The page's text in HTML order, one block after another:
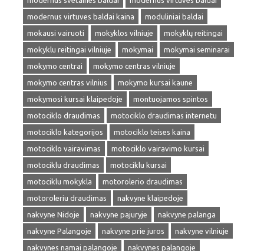
modernus virtuves baldai kaina
moduliniai baldai
mokausi vairuoti
mokyklos vilniuje
mokyklų reitingai
mokyklu reitingai vilniuje
mokymai
mokymai seminarai
mokymo centrai
mokymo centras vilniuje
mokymo centras vilnius
mokymo kursai kaune
mokymosi kursai klaipedoje
montuojamos spintos
motociklo draudimas
motociklo draudimas internetu
motociklo kategorijos
motociklo teises kaina
motociklo vairavimas
motociklo vairavimo kursai
motociklu draudimas
motociklu kursai
motociklu mokykla
motorolerio draudimas
motoroleriu draudimas
nakvyne klaipedoje
nakvyne Nidoje
nakvyne pajuryje
nakvyne palanga
nakvyne Palangoje
nakvyne prie juros
nakvyne vilniuje
nakvynes namai palangoje
nakvynes palangoje